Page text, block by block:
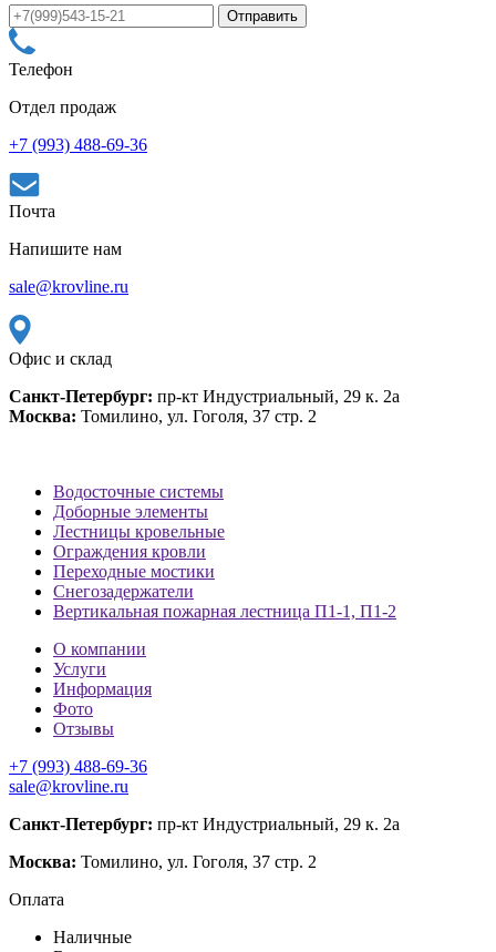
Телефон
Отдел продаж
+7 (993) 488-69-36
Почта
Напишите нам
sale@krovline.ru
Офис и склад
Санкт-Петербург: пр-кт Индустриальный, 29 к. 2а
Москва: Томилино, ул. Гоголя, 37 стр. 2
Водосточные системы
Доборные элементы
Лестницы кровельные
Ограждения кровли
Переходные мостики
Снегозадержатели
Вертикальная пожарная лестница П1-1, П1-2
О компании
Услуги
Информация
Фото
Отзывы
+7 (993) 488-69-36
sale@krovline.ru
Санкт-Петербург: пр-кт Индустриальный, 29 к. 2а
Москва: Томилино, ул. Гоголя, 37 стр. 2
Оплата
Наличные